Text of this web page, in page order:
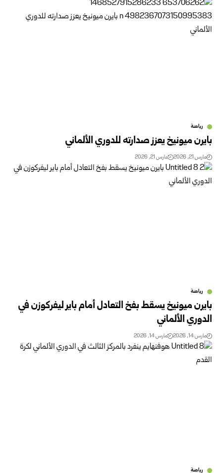
رياضة
بايرن ميونيخ يعزز صدارته للدوري الألماني
مارس 21, 2026 مارس 21, 2026
رياضة
بايرن ميونيخ يسقط بفخ التعادل أمام باير ليفركوزن في
الدوري الألماني
مارس 14, 2026 مارس 14, 2026
رياضة